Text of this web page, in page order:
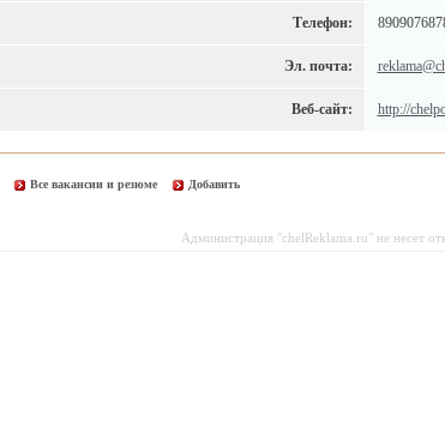
Телефон:
Эл. почта:
Веб-сайт: http://
Все вакансии и резюме Добавить
Администрация "chelReklama.ru" не несет